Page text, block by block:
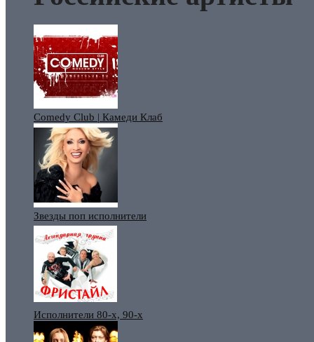
Comedy Club | Камеди Клаб
Звезды поп исполнители
Исполнители 80-х, 90-х